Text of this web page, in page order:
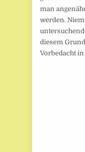
man
werden.
diesem
Vorbedacht